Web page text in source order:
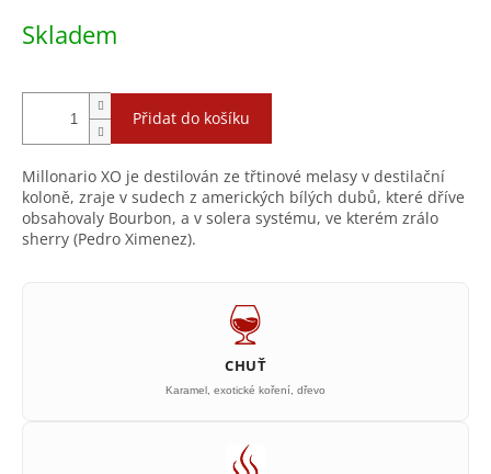
Skladem
Přidat do košíku
Millonario XO je destilován ze třtinové melasy v destilační
koloně, zraje v sudech z amerických bílých dubů, které dříve
obsahovaly Bourbon, a v solera systému, ve kterém zrálo
sherry (Pedro Ximenez).
CHUŤ
Karamel, exotické koření, dřevo